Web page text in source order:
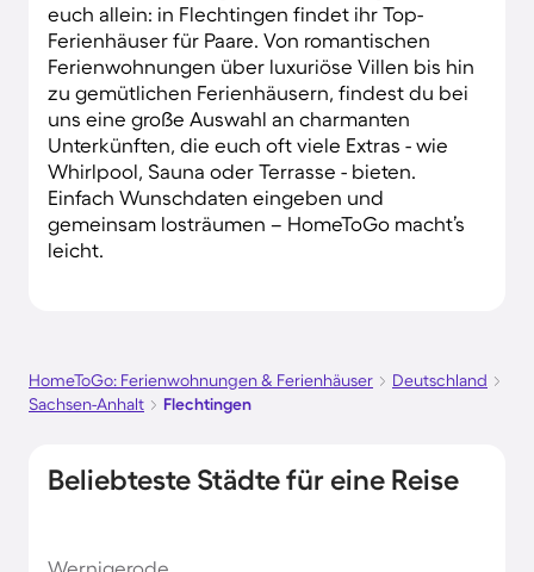
euch allein: in Flechtingen findet ihr Top-
Ferienhäuser für Paare. Von romantischen
Ferienwohnungen über luxuriöse Villen bis hin
zu gemütlichen Ferienhäusern, findest du bei
uns eine große Auswahl an charmanten
Unterkünften, die euch oft viele Extras - wie
Whirlpool, Sauna oder Terrasse - bieten.
Einfach Wunschdaten eingeben und
gemeinsam losträumen – HomeToGo macht’s
leicht.
HomeToGo: Ferienwohnungen & Ferienhäuser
Deutschland
Sachsen-Anhalt
Flechtingen
Beliebteste Städte für eine Reise